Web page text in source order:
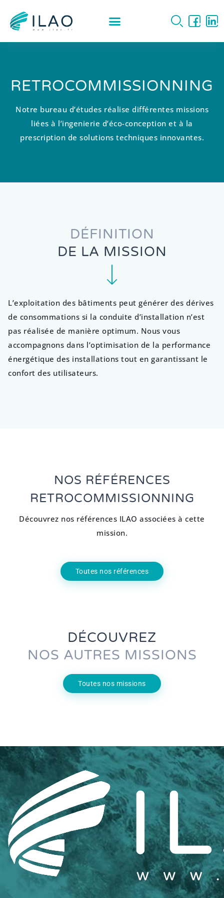
RETROCOMMISSIONNING
Notre bureau d’études réalise différentes missions
liées à l’ingenierie d’éco-conception et à la
prescription de solutions techniques innovantes.
DÉFINITION
DE LA MISSION
L’exploitation des bâtiments peut générer des dérives
de consommations si la conduite d’installation n’est
pas réalisée de manière optimum. Nous vous
accompagnons dans l’optimisation de la performance
énergétique des installations tout en garantissant le
confort des utilisateurs.
NOS RÉFÉRENCES
RETROCOMMISSIONNING
Découvrez nos références ILAO associées à cette
mission.
Toutes nos références
DÉCOUVREZ
NOS AUTRES MISSIONS
Toutes nos missions